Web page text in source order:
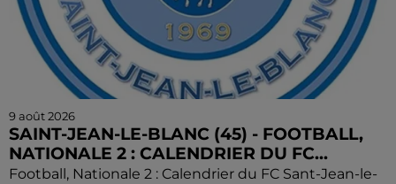
9 août 2026
SAINT-JEAN-LE-BLANC (45) - FOOTBALL,
NATIONALE 2 : CALENDRIER DU FC...
Football, Nationale 2 : Calendrier du FC Sant-Jean-le-